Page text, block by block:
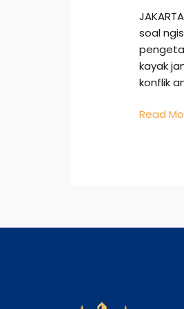
soal
kayak
konflik
Read